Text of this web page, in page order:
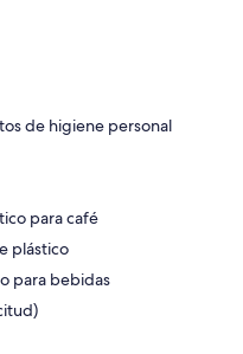
de higiene personal
para café
plástico
para bebidas